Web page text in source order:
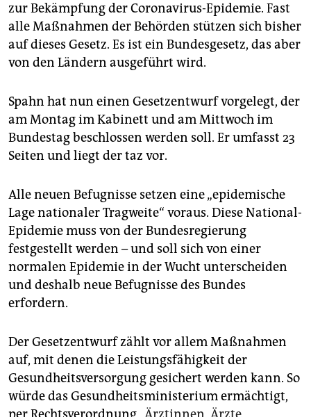
zur Bekämpfung der Coronavirus-Epidemie. Fast
alle Maßnahmen der Behörden stützen sich bisher
auf dieses Gesetz. Es ist ein Bundesgesetz, das aber
von den Ländern ausgeführt wird.
Spahn hat nun einen Gesetzentwurf vorgelegt, der
am Montag im Kabinett und am Mittwoch im
Bundestag beschlossen werden soll. Er umfasst 23
Seiten und liegt der taz vor.
Alle neuen Befugnisse setzen eine „epidemische
Lage nationaler Tragweite“ voraus. Diese National-
Epidemie muss von der Bundesregierung
festgestellt werden – und soll sich von einer
normalen Epidemie in der Wucht unterscheiden
und deshalb neue Befugnisse des Bundes
erfordern.
Der Gesetzentwurf zählt vor allem Maßnahmen
auf, mit denen die Leistungsfähigkeit der
Gesundheitsversorgung gesichert werden kann. So
würde das Gesundheitsministerium ermächtigt,